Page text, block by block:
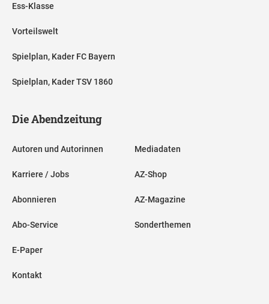
Ess-Klasse
Vorteilswelt
Spielplan, Kader FC Bayern
Spielplan, Kader TSV 1860
Die Abendzeitung
Autoren und Autorinnen
Karriere / Jobs
Abonnieren
Abo-Service
E-Paper
Kontakt
Mediadaten
AZ-Shop
AZ-Magazine
Sonderthemen